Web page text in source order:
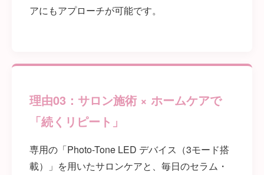
アにもアプローチが可能です。
理由03：サロン施術 × ホームケアで
「続くリピート」
専用の「Photo-Tone LED デバイス（3モード搭
載）」を用いたサロンケアと、毎日のセラム・